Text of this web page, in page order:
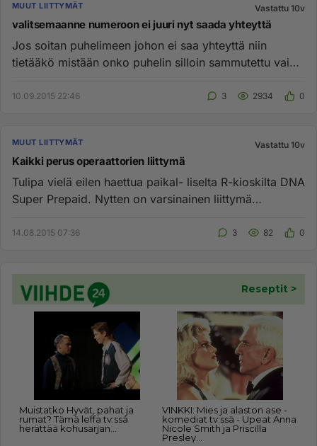
MUUT LIITTYMÄT Vastattu 10v
valitsemaanne numeroon ei juuri nyt saada yhteyttä
Jos soitan puhelimeen johon ei saa yhteyttä niin
tietääkö mistään onko puhelin silloin sammutettu vai
10.09.2015 22:46 3 2934 0
MUUT LIITTYMÄT Vastattu 10v
Kaikki perus operaattorien liittymä
Tulipa vielä eilen haettua paikal- liselta R-kioskilta DNA
Super Prepaid. Nytten on varsinainen liittymä
14.08.2015 07:36 3 82 0